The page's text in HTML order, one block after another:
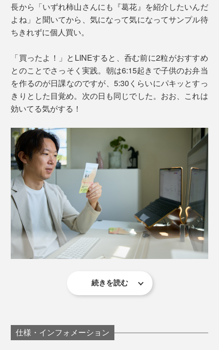
本原料は、徳川家御用達だった長寿薬「烏犀圓」を製造
する「ウサイエン製薬」が、現代の科学技術で再現した
遠心分離で抽出された安心の原料です。
葛の品種によって含まれるイソフラボンの種類などが異
なりますが、本原料は特に肝機能を助ける「カッカライ
ド」というイソフラボンが中心になっている高品質なも
本品には、この「葛花抽出エキス」が、配合推奨量の上
限である80mg/１粒、配合されています。
＜還元型ウコン抽出物＞
「ウコン」というと、二日酔い防止ドリンクに入ってい
長から「いずれ柿山さんにも『葛花』を紹介したいんだ
よね」と聞いてから、気になって気になってサンプル待
ちきれずに個人買い。
「買ったよ！」とLINEすると、呑む前に2粒がおすすめ
とのことでさっそく実践。朝は6:15起きで子供のお弁当
を作るのが日課なのですが、5:30くらいにパキッとすっ
きりとした目覚め。次の日も同じでした。おお、これは
効いてる気がする！
葛の花やウコンはもちろんですが、どうやら「すっぽ
分のために作られた代物。休肝日がほぼない自分のライ
フスタイルにもピッタリ。すでに４袋飲み切って、５袋
続きを読む
仕様・インフォメーション